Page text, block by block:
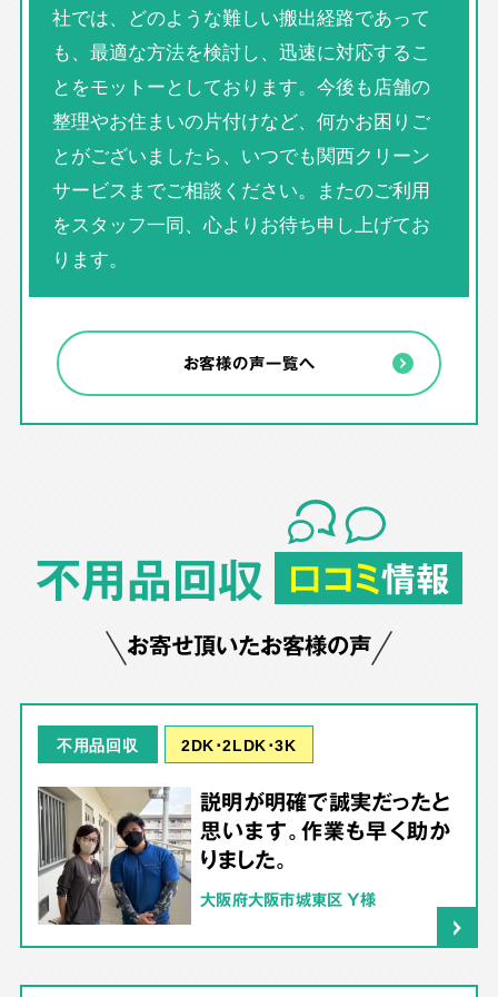
社では、どのような難しい搬出経路であって
も、最適な方法を検討し、迅速に対応するこ
とをモットーとしております。今後も店舗の
整理やお住まいの片付けなど、何かお困りご
とがございましたら、いつでも関西クリーン
サービスまでご相談ください。またのご利用
をスタッフ一同、心よりお待ち申し上げてお
ります。
お客様の声一覧へ
不用品回収 口コミ情報
お寄せ頂いたお客様の声
不用品回収 2DK･2LDK･3K
説明が明確で誠実だったと
思います。作業も早く助か
りました。
大阪府大阪市城東区 Y様